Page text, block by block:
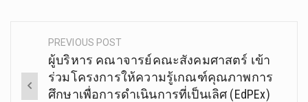
Post
navigation
PREVIOUS POST
ผู้บริหาร คณาจารย์คณะสังคมศาสตร์ เข้า
ร่วมโครงการให้ความรู้เกณฑ์คุณภาพการ
ศึกษาเพื่อการดำเนินการที่เป็นเลิศ (EdPEx)